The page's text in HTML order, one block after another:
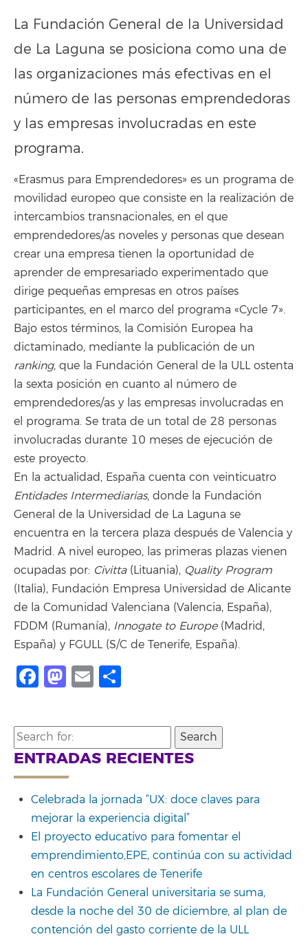
La Fundación General de la Universidad
de La Laguna se posiciona como una de
las organizaciones más efectivas en el
número de las personas emprendedoras
y las empresas involucradas en este
programa.
«Erasmus para Emprendedores» es un programa de
movilidad europeo que consiste en la realización de
intercambios transnacionales, en el que
emprendedores/as noveles y personas que desean
crear una empresa tienen la oportunidad de
aprender de empresariado experimentado que
dirige pequeñas empresas en otros países
participantes, en el marco del programa «Cycle 7».
Bajo estos términos, la Comisión Europea ha
dictaminado, mediante la publicación de un
ranking, que la Fundación General de la ULL ostenta
la sexta posición en cuanto al número de
emprendedores/as y las empresas involucradas en
el programa. Se trata de un total de 28 personas
involucradas durante 10 meses de ejecución de
este proyecto.
En la actualidad, España cuenta con veinticuatro
Entidades Intermediarias, donde la Fundación
General de la Universidad de La Laguna se
encuentra en la tercera plaza después de Valencia y
Madrid. A nivel europeo, las primeras plazas vienen
ocupadas por: Civitta (Lituania), Quality Program
(Italia), Fundación Empresa Universidad de Alicante
de la Comunidad Valenciana (Valencia, España),
FDDM (Rumanía), Innogate to Europe(Madrid,
España) y FGULL (S/C de Tenerife, España).
Facebook
Mastodon
Email
Search
for:
ENTRADAS RECIENTES
Celebrada la jornada “UX: doce claves para
mejorar la experiencia digital”
El proyecto educativo para fomentar el
emprendimiento,EPE, continúa con su actividad
en centros escolares de Tenerife
La Fundación General universitaria se suma,
desde la noche del 30 de diciembre, al plan de
contención del gasto corriente de la ULL